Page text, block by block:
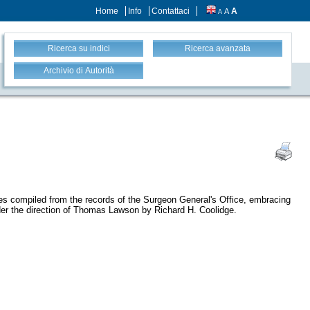
Home Info Contattaci A A A
Ricerca su indici Ricerca avanzata
Archivio di Autorità